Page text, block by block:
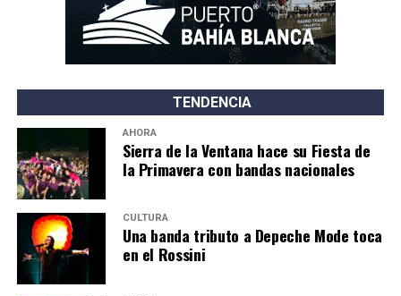
TENDENCIA
AHORA
Sierra de la Ventana hace su Fiesta de
la Primavera con bandas nacionales
CULTURA
Una banda tributo a Depeche Mode toca
en el Rossini